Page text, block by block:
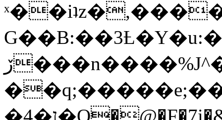
ڒ���n����%J^�}